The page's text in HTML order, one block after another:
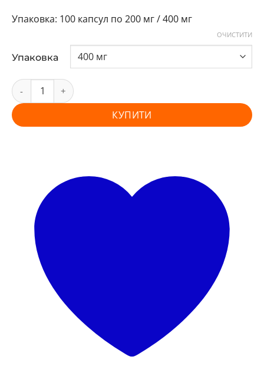
100 капсул по 200 мг / 400 мг
Упаковка
ОЧИСТИТИ
КУПИТИ